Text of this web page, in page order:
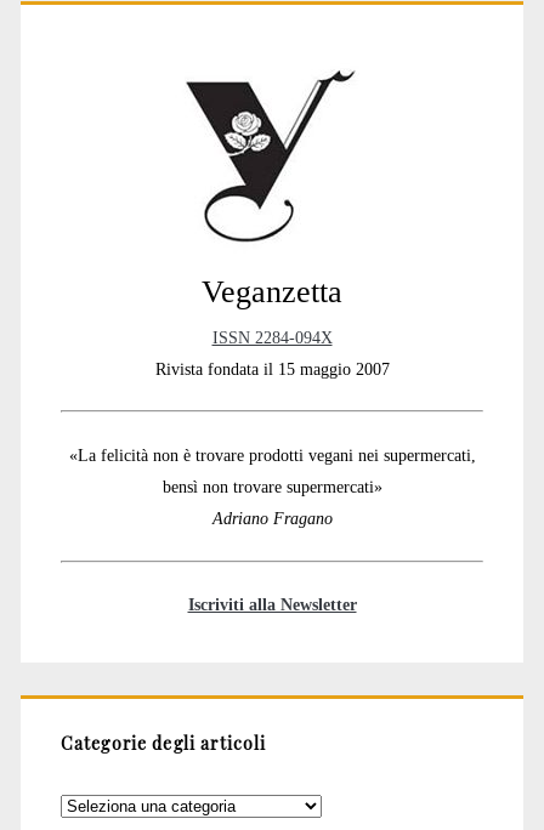
i
Primary
Veganzetta
ISSN 2284-094X
Rivista fondata il 15 maggio 2007
«La felicità non è trovare prodotti vegani nei supermercati,
bensì non trovare supermercati»
Adriano Fragano
Iscriviti alla Newsletter
Categorie degli articoli
Categorie